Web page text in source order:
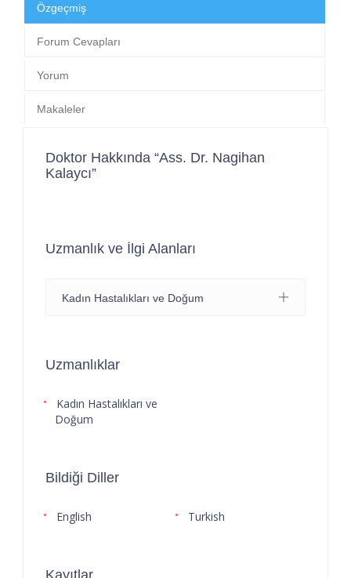
Özgeçmiş
Forum Cevapları
Yorum
Makaleler
Doktor Hakkında “Ass. Dr. Nagihan
Kalaycı”
Uzmanlık ve İlgi Alanları
Kadın Hastalıkları ve Doğum
Uzmanlıklar
Kadın Hastalıkları ve
Doğum
Bildiği Diller
English Turkish
Kayıtlar